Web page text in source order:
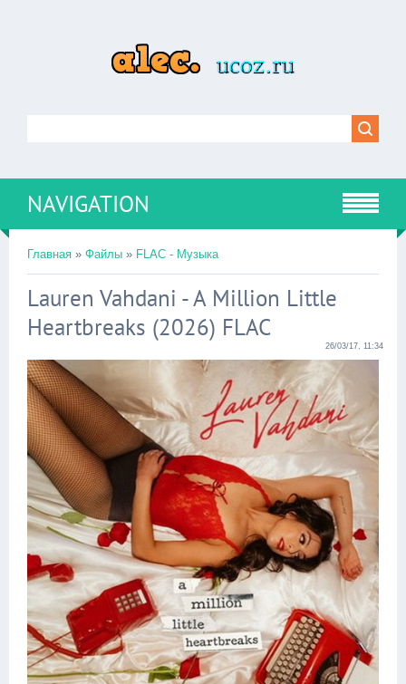
NAVIGATION
Главная » Файлы » FLAC - Музыка
Lauren Vahdani - A Million Little
Heartbreaks (2026) FLAC
26/03/17, 11:34